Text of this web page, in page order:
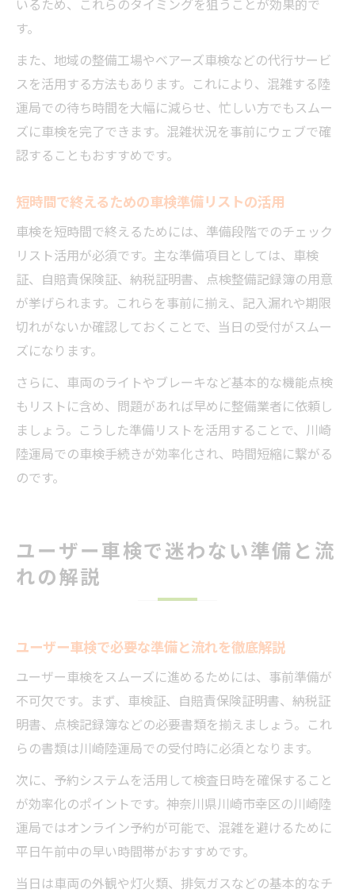
す。
また、地域の整備工場やベアーズ車検などの代行サービ
スを活用する方法もあります。これにより、混雑する陸
運局での待ち時間を大幅に減らせ、忙しい方でもスムー
ズに車検を完了できます。混雑状況を事前にウェブで確
認することもおすすめです。
短時間で終えるための車検準備リストの活用
車検を短時間で終えるためには、準備段階でのチェック
リスト活用が必須です。主な準備項目としては、車検
証、自賠責保険証、納税証明書、点検整備記録簿の用意
が挙げられます。これらを事前に揃え、記入漏れや期限
切れがないか確認しておくことで、当日の受付がスムー
ズになります。
さらに、車両のライトやブレーキなど基本的な機能点検
もリストに含め、問題があれば早めに整備業者に依頼し
ましょう。こうした準備リストを活用することで、川崎
陸運局での車検手続きが効率化され、時間短縮に繋がる
のです。
ユーザー車検で迷わない準備と流
れの解説
ユーザー車検で必要な準備と流れを徹底解説
ユーザー車検をスムーズに進めるためには、事前準備が
不可欠です。まず、車検証、自賠責保険証明書、納税証
明書、点検記録簿などの必要書類を揃えましょう。これ
らの書類は川崎陸運局での受付時に必須となります。
次に、予約システムを活用して検査日時を確保すること
が効率化のポイントです。神奈川県川崎市幸区の川崎陸
運局ではオンライン予約が可能で、混雑を避けるために
平日午前中の早い時間帯がおすすめです。
当日は車両の外観や灯火類、排気ガスなどの基本的なチ